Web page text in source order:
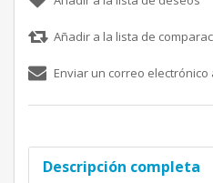
Añadir a la lista de
Enviar un correo electrónico
Descripción completa